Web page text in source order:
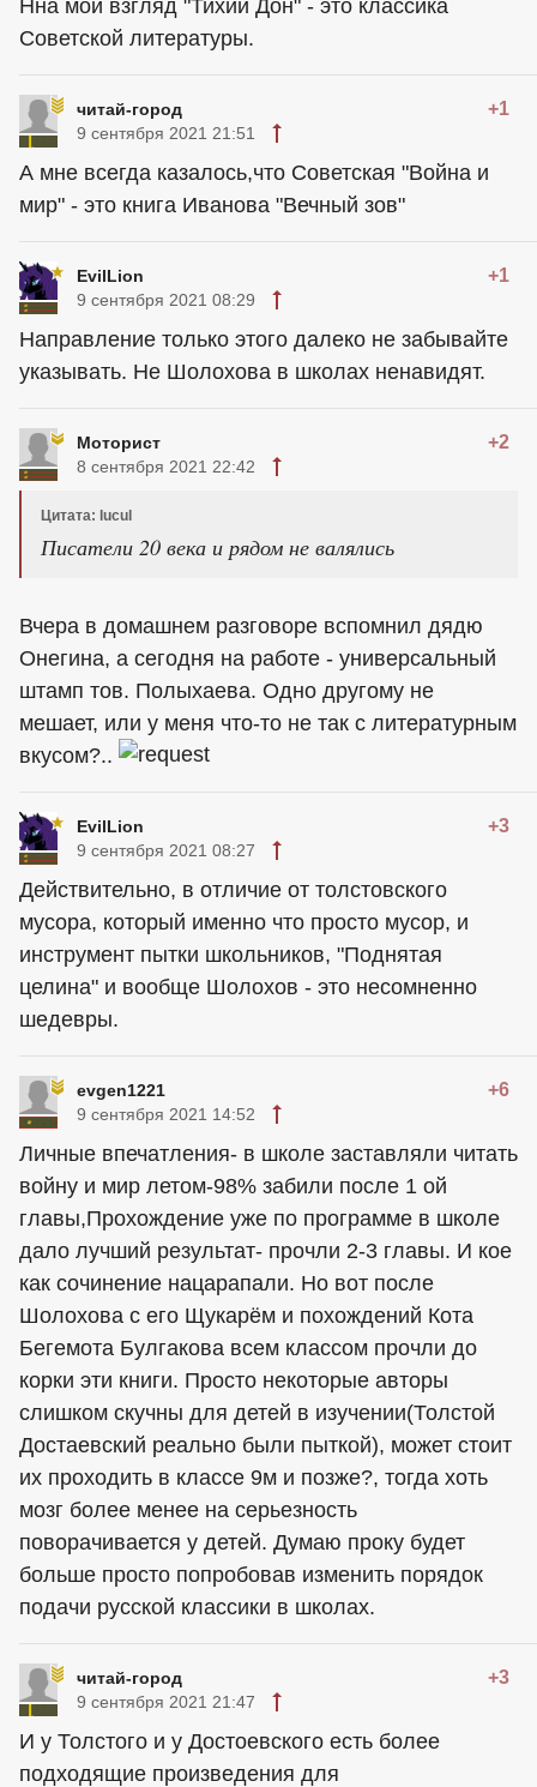
Нна мой взгляд "Тихий Дон" - это классика
Советской литературы.
читай-город +1
9 сентября 2021 21:51
А мне всегда казалось,что Советская "Война и
мир" - это книга Иванова "Вечный зов"
EvilLion +1
9 сентября 2021 08:29
Направление только этого далеко не забывайте
указывать. Не Шолохова в школах ненавидят.
Моторист +2
8 сентября 2021 22:42
Цитата: lucul
Писатели 20 века и рядом не валялись
Вчера в домашнем разговоре вспомнил дядю
Онегина, а сегодня на работе - универсальный
штамп тов. Полыхаева. Одно другому не
мешает, или у меня что-то не так с литературным
вкусом?..
EvilLion +3
9 сентября 2021 08:27
Действительно, в отличие от толстовского
мусора, который именно что просто мусор, и
инструмент пытки школьников, "Поднятая
целина" и вообще Шолохов - это несомненно
шедевры.
evgen1221 +6
9 сентября 2021 14:52
Личные впечатления- в школе заставляли читать
войну и мир летом-98% забили после 1 ой
главы,Прохождение уже по программе в школе
дало лучший результат- прочли 2-3 главы. И кое
как сочинение нацарапали. Но вот после
Шолохова с его Щукарём и похождений Кота
Бегемота Булгакова всем классом прочли до
корки эти книги. Просто некоторые авторы
слишком скучны для детей в изучении(Толстой
Достаевский реально были пыткой), может стоит
их проходить в классе 9м и позже?, тогда хоть
мозг более менее на серьезность
поворачивается у детей. Думаю проку будет
больше просто попробовав изменить порядок
подачи русской классики в школах.
читай-город +3
9 сентября 2021 21:47
И у Толстого и у Достоевского есть более
подходящие произведения для